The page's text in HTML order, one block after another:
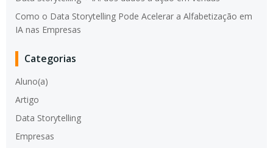
Como o Data Storytelling Pode Acelerar a Alfabetização em
IA nas Empresas
Categorias
Aluno(a)
Artigo
Data Storytelling
Empresas